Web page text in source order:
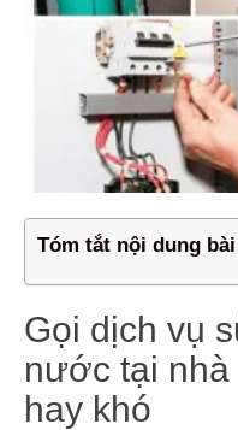
Tóm tắt nội dung
Gọi dịch vụ
nước tại nhà
hay khó